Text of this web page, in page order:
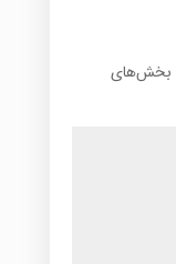
بخش‌های